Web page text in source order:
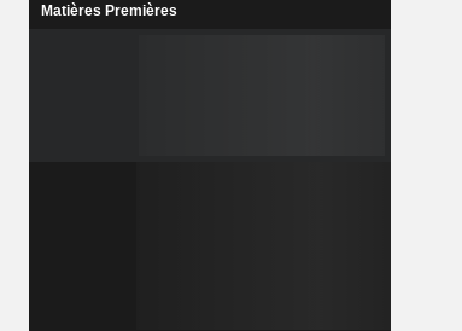
Matières Premières